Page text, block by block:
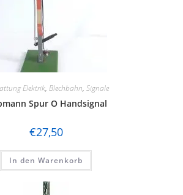
Elektrik, Blechbahn, Signale
Spur O Handsignal
€27,50
In den Warenkorb